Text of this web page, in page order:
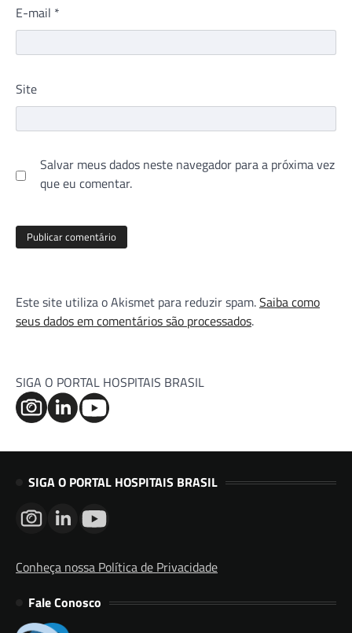
E-mail *
Site
Salvar meus dados neste navegador para a próxima vez
que eu comentar.
Este site utiliza o Akismet para reduzir spam.Saiba como
seus dados em comentários são processados.
SIGA O PORTAL HOSPITAIS BRASIL
SIGA O PORTAL HOSPITAIS BRASIL
Conheça nossa Política de Privacidade
Fale Conosco